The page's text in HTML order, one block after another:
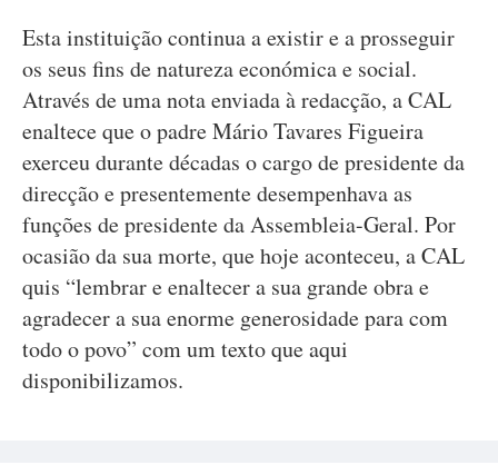
Esta instituição continua a existir e a prosseguir
os seus fins de natureza económica e social.
Através de uma nota enviada à redacção, a CAL
enaltece que o padre Mário Tavares Figueira
exerceu durante décadas o cargo de presidente da
direcção e presentemente desempenhava as
funções de presidente da Assembleia-Geral. Por
ocasião da sua morte, que hoje aconteceu, a CAL
quis “lembrar e enaltecer a sua grande obra e
agradecer a sua enorme generosidade para com
todo o povo” com um texto que aqui
disponibilizamos.